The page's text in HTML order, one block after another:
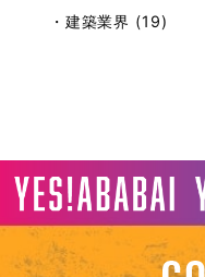
・建築業界 (19)